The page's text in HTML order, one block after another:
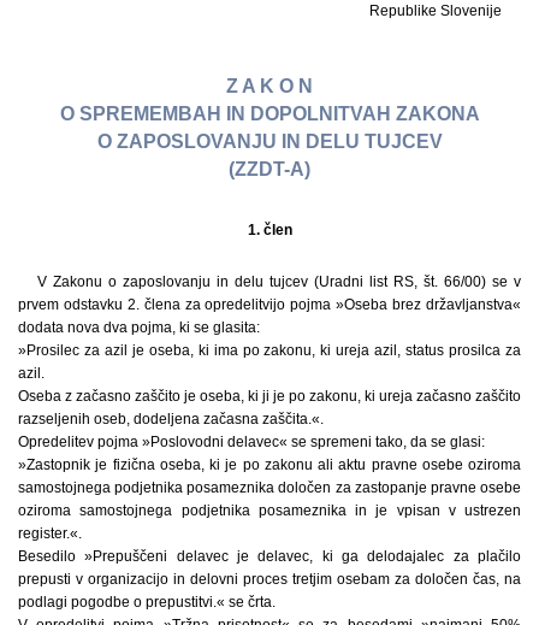
Republike Slovenije
Z A K O N
O SPREMEMBAH IN DOPOLNITVAH ZAKONA
O ZAPOSLOVANJU IN DELU TUJCEV
(ZZDT-A)
1. člen
V Zakonu o zaposlovanju in delu tujcev (Uradni list RS, št. 66/00) se v
prvem odstavku 2. člena za opredelitvijo pojma »Oseba brez državljanstva«
dodata nova dva pojma, ki se glasita:
»Prosilec za azil je oseba, ki ima po zakonu, ki ureja azil, status prosilca za
azil.
Oseba z začasno zaščito je oseba, ki ji je po zakonu, ki ureja začasno zaščito
razseljenih oseb, dodeljena začasna zaščita.«.
Opredelitev pojma »Poslovodni delavec« se spremeni tako, da se glasi:
»Zastopnik je fizična oseba, ki je po zakonu ali aktu pravne osebe oziroma
samostojnega podjetnika posameznika določen za zastopanje pravne osebe
oziroma samostojnega podjetnika posameznika in je vpisan v ustrezen
register.«.
Besedilo »Prepuščeni delavec je delavec, ki ga delodajalec za plačilo
prepusti v organizacijo in delovni proces tretjim osebam za določen čas, na
podlagi pogodbe o prepustitvi.« se črta.